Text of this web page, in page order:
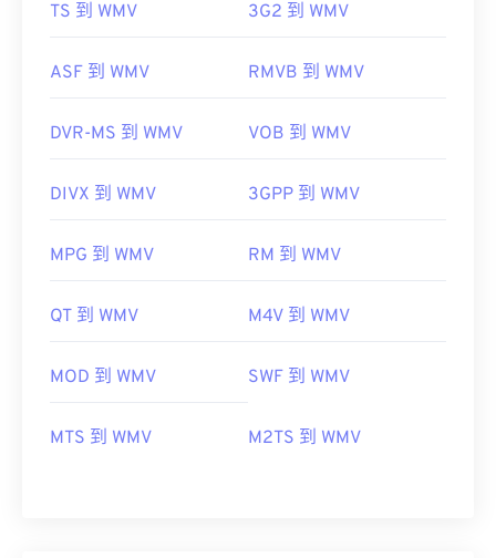
TS 到 WMV 3G2 到 WMV
ASF 到 WMV RMVB 到 WMV
DVR-MS 到 WMV VOB 到 WMV
DIVX 到 WMV 3GPP 到 WMV
MPG 到 WMV RM 到 WMV
QT 到 WMV M4V 到 WMV
MOD 到 WMV SWF 到 WMV
MTS 到 WMV M2TS 到 WMV